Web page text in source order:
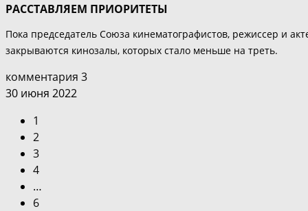
РАССТАВЛЯЕМ ПРИОРИТЕТЫ
Пока председатель Союза кинематографистов, режиссер и
закрываются кинозалы, которых стало меньше на треть.
комментария 3
30 июня 2022
1
2
3
4
…
6